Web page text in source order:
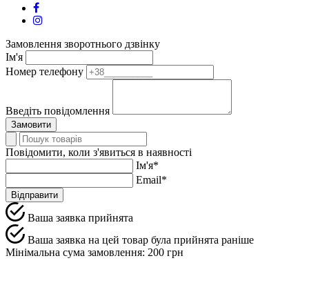
Замовлення зворотнього дзвінку
Ім'я
Номер телефону
Введіть повідомлення
Замовити
Повідомити, коли з'явиться в наявності
Ім'я*
Email*
Відправити
Ваша заявка прийнята
Ваша заявка на цей товар була прийнята раніше
Мінімальна сума замовлення: 200 грн